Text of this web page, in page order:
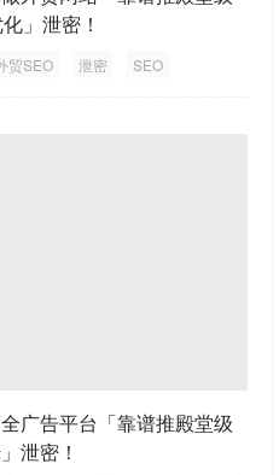
」泄密！
贸SEO 泄密
SEO
广告平台「靠谱推殿堂级
泄密！